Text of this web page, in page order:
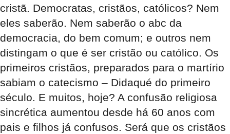
cristã. Democratas, cristãos, católicos? Nem
eles saberão. Nem saberão o abc da
democracia, do bem comum; e outros nem
distingam o que é ser cristão ou católico. Os
primeiros cristãos, preparados para o martírio
sabiam o catecismo – Didaqué do primeiro
século. E muitos, hoje? A confusão religiosa
sincrética aumentou desde há 60 anos com
pais e filhos já confusos. Será que os cristãos